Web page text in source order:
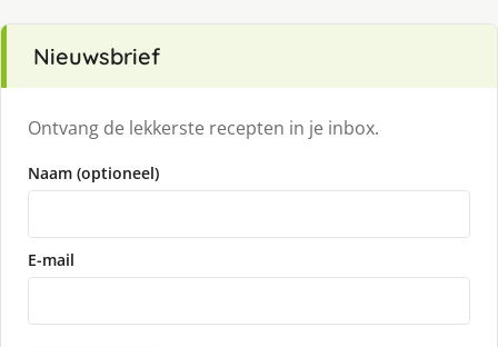
Nieuwsbrief
Ontvang de lekkerste recepten in je inbox.
Naam (optioneel)
E-mail